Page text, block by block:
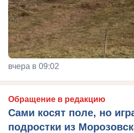
вчера в 09:02
Обращение в редакцию
Сами косят поле, но
подростки из